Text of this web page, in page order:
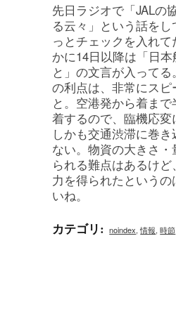
先日ラジオで「JALの
る云々」という話をし
っとチェックを入れ
かに14日以降は「日
と」の文言が入って
の利点は、非常にスピ
と。空港発から着ま
着するので、臨機応変
しかも交通渋滞に巻
ない。物資の大きさ・
られる難点はあるけ
力を得られたという
いね。
カテゴリ: noindex, 情報, 時節